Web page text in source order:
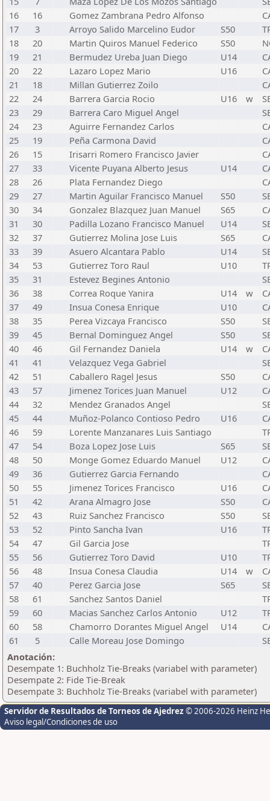
16
16 Gomez Zambrana Pedro Alfonso
17
3 Arroyo Salido Marcelino Eudor S50
18
20 Martin Quiros Manuel Federico S50
19
21 Bermudez Ureba Juan Diego U14
20
22 Lazaro Lopez Mario U16
21
18 Millan Gutierrez Zoilo
22
24 Barrera Garcia Rocio U16 w
23
29 Barrera Caro Miguel Angel
24
23 Aguirre Fernandez Carlos
25
19 Peña Carmona David
26
15 Irisarri Romero Francisco Javier
27
33 Vicente Puyana Alberto Jesus U14
28
26 Plata Fernandez Diego
29
27 Martin Aguilar Francisco Manuel S50
30
34 Gonzalez Blazquez Juan Manuel S65
31
30 Padilla Lozano Francisco Manuel U14
32
37 Gutierrez Molina Jose Luis S65
33
39 Asuero Alcantara Pablo U14
34
53 Gutierrez Toro Raul U10
35
31 Estevez Begines Antonio
36
38 Correa Roque Yanira U14 w
37
49 Insua Conesa Enrique U10
38
35 Perea Vizcaya Francisco S50
39
45 Bernal Dominguez Angel S50
40
46 Gil Fernandez Daniela U14 w
41
41 Velazquez Vega Gabriel
42
51 Caballero Ragel Jesus S50
43
57 Jimenez Torices Juan Manuel U12
44
32 Mendez Granados Angel
45
44 Muñoz-Polanco Contioso Pedro U16
46
59 Lorente Manzanares Luis Santiago
47
54 Boza Lopez Jose Luis S65
48
50 Monge Gomez Eduardo Manuel U12
49
36 Gutierrez Garcia Fernando
50
55 Jimenez Torices Francisco U16
51
42 Arana Almagro Jose S50
52
43 Ruiz Sanchez Francisco S50
53
52 Pinto Sancha Ivan U16
54
47 Gil Garcia Jose
55
56 Gutierrez Toro David U10
56
48 Insua Conesa Claudia U14 w
57
40 Perez Garcia Jose S65
58
61 Sanchez Santos Daniel
59
60 Macias Sanchez Carlos Antonio U12
60
58 Chamorro Dorantes Miguel Angel U14
61
5 Calle Moreau Jose Domingo
Anotación:
Desempate 1: Buchholz Tie-Breaks (variabel with parameter)
Desempate 2: Fide Tie-Break
Desempate 3: Buchholz Tie-Breaks (variabel with parameter)
Servidor de Resultados de Torneos de Ajedrez © 2006-2026 Heinz
Aviso legal/Condiciones de uso